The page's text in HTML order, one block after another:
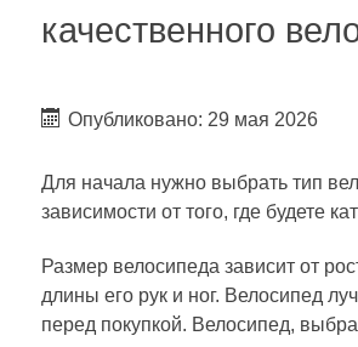
качественного
Опубликовано: 29 мая 2026
Для начала нужно выбрать тип
зависимости от того, где будете
Размер велосипеда зависит от
длины его рук и ног. Велосипед
перед покупкой. Велосипед,